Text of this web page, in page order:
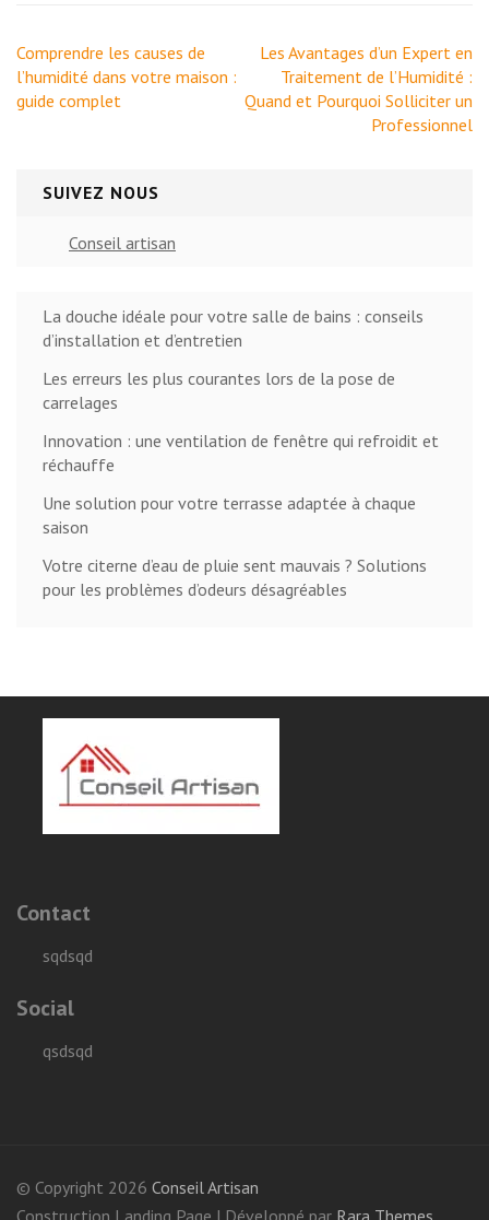
Navigation
de
l’article
Comprendre les causes de
l’humidité dans votre maison :
guide complet
Les Avantages d’un Expert en
Traitement de l’Humidité :
Quand et Pourquoi Solliciter un
Professionnel
SUIVEZ NOUS
Conseil artisan
La douche idéale pour votre salle de bains : conseils
d’installation et d’entretien
Les erreurs les plus courantes lors de la pose de
carrelages
Innovation : une ventilation de fenêtre qui refroidit et
réchauffe
Une solution pour votre terrasse adaptée à chaque
saison
Votre citerne d’eau de pluie sent mauvais ? Solutions
pour les problèmes d’odeurs désagréables
Contact
sqdsqd
Social
qsdsqd
© Copyright 2026 Conseil Artisan